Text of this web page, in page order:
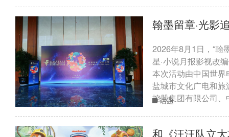
翰墨留章·光影
2026年8月1日，“翰
星·小说月报影视改
本次活动由中国世
盐城市文化广电和
控股集团有限公司、
话题
和《汪汪队立